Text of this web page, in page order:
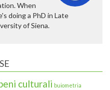
When
doing a PhD in Late
of Siena.
culturali buiometria